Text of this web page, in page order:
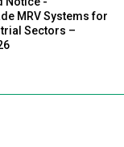
MRV Systems for
Sectors –